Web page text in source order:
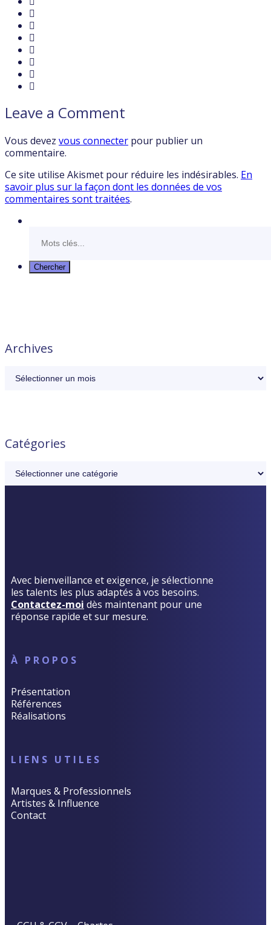
Leave a Comment
Vous devez vous connecter pour publier un
commentaire.
Ce site utilise Akismet pour réduire les indésirables. En
savoir plus sur la façon dont les données de vos
commentaires sont traitées.
Archives
Catégories
Avec bienveillance et exigence, je sélectionne
les talents les plus adaptés à vos besoins.
Contactez-moi dès maintenant pour une
réponse rapide et sur mesure.
À PROPOS
Présentation
Références
Réalisations
LIENS UTILES
Marques & Professionnels
Artistes & Influence
Contact